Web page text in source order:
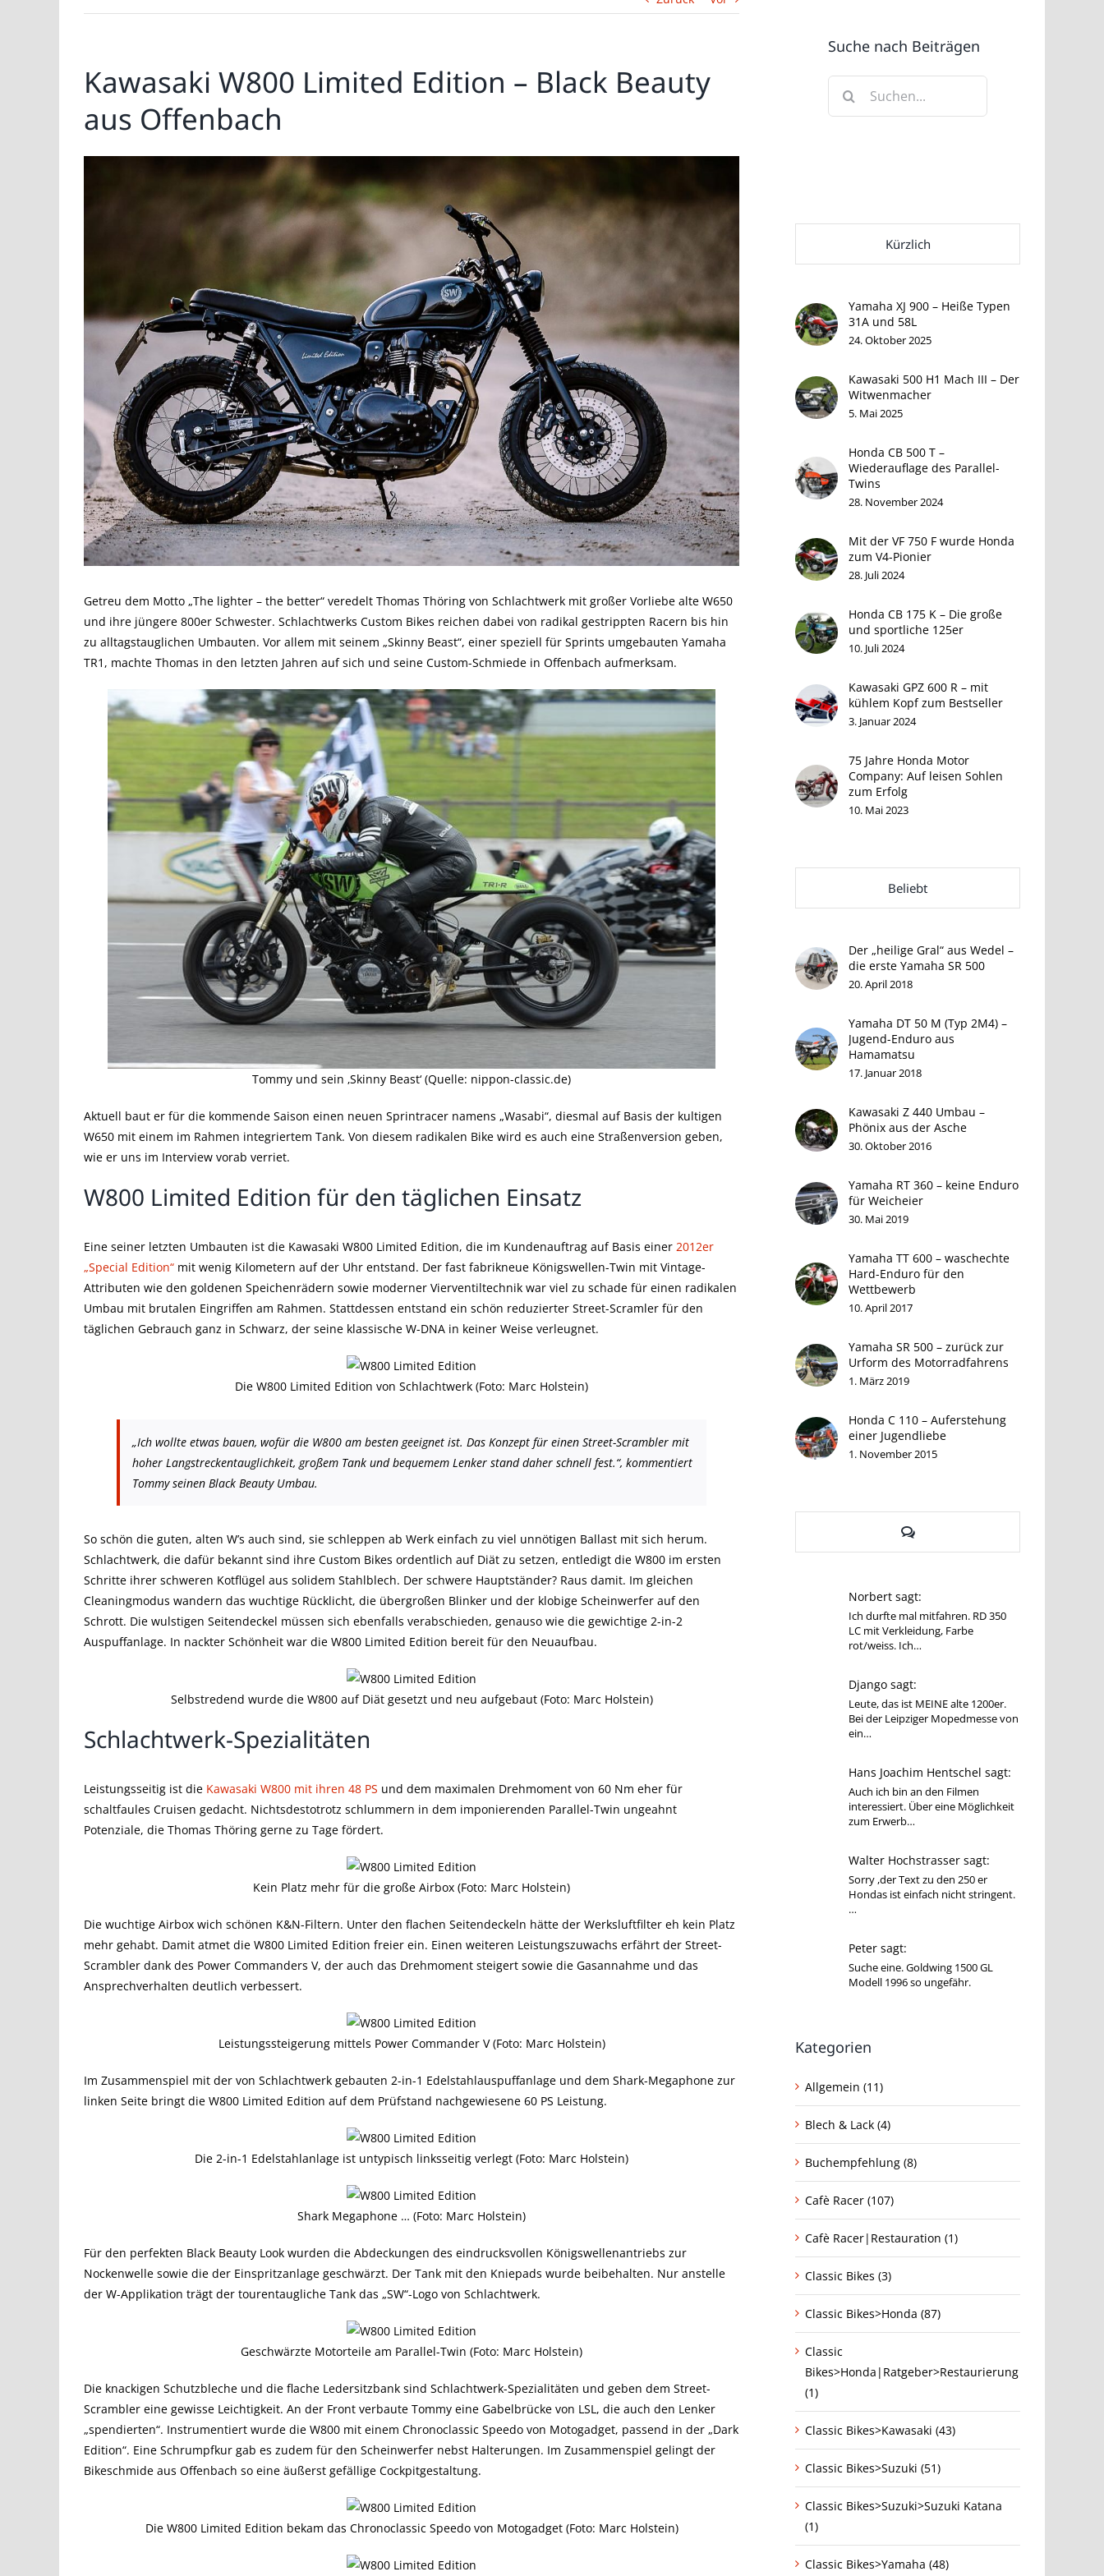
Kawasaki W800 Limited Edition – Black Beauty
aus Offenbach
Getreu dem Motto „The lighter – the better“ veredelt Thomas Thöring von Schlachtwerk mit großer Vorliebe alte W650
und ihre jüngere 800er Schwester. Schlachtwerks Custom Bikes reichen dabei von radikal gestrippten Racern bis hin
zu alltagstauglichen Umbauten. Vor allem mit seinem „Skinny Beast“, einer speziell für Sprints umgebauten Yamaha
TR1, machte Thomas in den letzten Jahren auf sich und seine Custom-Schmiede in Offenbach aufmerksam.
Tommy und sein ‚Skinny Beast‘ (Quelle: nippon-classic.de)
Aktuell baut er für die kommende Saison einen neuen Sprintracer namens „Wasabi“, diesmal auf Basis der kultigen
W650 mit einem im Rahmen integriertem Tank. Von diesem radikalen Bike wird es auch eine Straßenversion geben,
wie er uns im Interview vorab verriet.
W800 Limited Edition für den täglichen Einsatz
Eine seiner letzten Umbauten ist die Kawasaki W800 Limited Edition, die im Kundenauftrag auf Basis einer 2012er
„Special Edition“ mit wenig Kilometern auf der Uhr entstand. Der fast fabrikneue Königswellen-Twin mit Vintage-
Attributen wie den goldenen Speichenrädern sowie moderner Vierventiltechnik war viel zu schade für einen radikalen
Umbau mit brutalen Eingriffen am Rahmen. Stattdessen entstand ein schön reduzierter Street-Scramler für den
täglichen Gebrauch ganz in Schwarz, der seine klassische W-DNA in keiner Weise verleugnet.
Die W800 Limited Edition von Schlachtwerk (Foto: Marc Holstein)
„Ich wollte etwas bauen, wofür die W800 am besten geeignet ist. Das Konzept für einen Street-Scrambler mit
hoher Langstreckentauglichkeit, großem Tank und bequemem Lenker stand daher schnell fest.“, kommentiert
Tommy seinen Black Beauty Umbau.
So schön die guten, alten W’s auch sind, sie schleppen ab Werk einfach zu viel unnötigen Ballast mit sich herum.
Schlachtwerk, die dafür bekannt sind ihre Custom Bikes ordentlich auf Diät zu setzen, entledigt die W800 im ersten
Schritte ihrer schweren Kotflügel aus solidem Stahlblech. Der schwere Hauptständer? Raus damit. Im gleichen
Cleaningmodus wandern das wuchtige Rücklicht, die übergroßen Blinker und der klobige Scheinwerfer auf den
Schrott. Die wulstigen Seitendeckel müssen sich ebenfalls verabschieden, genauso wie die gewichtige 2-in-2
Auspuffanlage. In nackter Schönheit war die W800 Limited Edition bereit für den Neuaufbau.
Selbstredend wurde die W800 auf Diät gesetzt und neu aufgebaut (Foto: Marc Holstein)
Schlachtwerk-Spezialitäten
Leistungsseitig ist die Kawasaki W800 mit ihren 48 PS und dem maximalen Drehmoment von 60 Nm eher für
schaltfaules Cruisen gedacht. Nichtsdestotrotz schlummern in dem imponierenden Parallel-Twin ungeahnt
Potenziale, die Thomas Thöring gerne zu Tage fördert.
Kein Platz mehr für die große Airbox (Foto: Marc Holstein)
Die wuchtige Airbox wich schönen K&N-Filtern. Unter den flachen Seitendeckeln hätte der Werksluftfilter eh kein Platz
mehr gehabt. Damit atmet die W800 Limited Edition freier ein. Einen weiteren Leistungszuwachs erfährt der Street-
Scrambler dank des Power Commanders V, der auch das Drehmoment steigert sowie die Gasannahme und das
Ansprechverhalten deutlich verbessert.
Leistungssteigerung mittels Power Commander V (Foto: Marc Holstein)
Im Zusammenspiel mit der von Schlachtwerk gebauten 2-in-1 Edelstahlauspuffanlage und dem Shark-Megaphone zur
linken Seite bringt die W800 Limited Edition auf dem Prüfstand nachgewiesene 60 PS Leistung.
Die 2-in-1 Edelstahlanlage ist untypisch linksseitig verlegt (Foto: Marc Holstein)
Shark Megaphone … (Foto: Marc Holstein)
Für den perfekten Black Beauty Look wurden die Abdeckungen des eindrucksvollen Königswellenantriebs zur
Nockenwelle sowie die der Einspritzanlage geschwärzt. Der Tank mit den Kniepads wurde beibehalten. Nur anstelle
der W-Applikation trägt der tourentaugliche Tank das „SW“-Logo von Schlachtwerk.
Geschwärzte Motorteile am Parallel-Twin (Foto: Marc Holstein)
Die knackigen Schutzbleche und die flache Ledersitzbank sind Schlachtwerk-Spezialitäten und geben dem Street-
Scrambler eine gewisse Leichtigkeit. An der Front verbaute Tommy eine Gabelbrücke von LSL, die auch den Lenker
„spendierten“. Instrumentiert wurde die W800 mit einem Chronoclassic Speedo von Motogadget, passend in der „Dark
Edition“. Eine Schrumpfkur gab es zudem für den Scheinwerfer nebst Halterungen. Im Zusammenspiel gelingt der
Bikeschmide aus Offenbach so eine äußerst gefällige Cockpitgestaltung.
Die W800 Limited Edition bekam das Chronoclassic Speedo von Motogadget (Foto: Marc Holstein)
Suche nach Beiträgen
nach:
Kürzlich
Yamaha XJ 900 – Heiße Typen
31A und 58L
24. Oktober 2025
Kawasaki 500 H1 Mach III – Der
Witwenmacher
5. Mai 2025
Honda CB 500 T –
Wiederauflage des Parallel-
Twins
28. November 2024
Mit der VF 750 F wurde Honda
zum V4-Pionier
28. Juli 2024
Honda CB 175 K – Die große
und sportliche 125er
10. Juli 2024
Kawasaki GPZ 600 R – mit
kühlem Kopf zum Bestseller
3. Januar 2024
75 Jahre Honda Motor
Company: Auf leisen Sohlen
zum Erfolg
10. Mai 2023
Beliebt
Der „heilige Gral“ aus Wedel –
die erste Yamaha SR 500
20. April 2018
Yamaha DT 50 M (Typ 2M4) –
Jugend-Enduro aus
Hamamatsu
17. Januar 2018
Kawasaki Z 440 Umbau –
Phönix aus der Asche
30. Oktober 2016
Yamaha RT 360 – keine Enduro
für Weicheier
30. Mai 2019
Yamaha TT 600 – waschechte
Hard-Enduro für den
Wettbewerb
10. April 2017
Yamaha SR 500 – zurück zur
Urform des Motorradfahrens
1. März 2019
Honda C 110 – Auferstehung
einer Jugendliebe
1. November 2015
Kommentare
Norbert sagt:
Ich durfte mal mitfahren. RD 350
LC mit Verkleidung, Farbe
rot/weiss. Ich…
Django sagt:
Leute, das ist MEINE alte 1200er.
Bei der Leipziger Mopedmesse von
ein…
Hans Joachim Hentschel sagt:
Auch ich bin an den Filmen
interessiert. Über eine Möglichkeit
zum Erwerb…
Walter Hochstrasser sagt:
Sorry ,der Text zu den 250 er
Hondas ist einfach nicht stringent.
…
Peter sagt:
Suche eine. Goldwing 1500 GL
Modell 1996 so ungefähr.
Kategorien
Allgemein (11)
Blech & Lack (4)
Buchempfehlung (8)
Cafè Racer (107)
Cafè Racer|Restauration (1)
Classic Bikes (3)
Classic Bikes>Honda (87)
Classic
Bikes>Honda|Ratgeber>Restaurierung
(1)
Classic Bikes>Kawasaki (43)
Classic Bikes>Suzuki (51)
Classic Bikes>Suzuki>Suzuki Katana
(1)
Classic Bikes>Yamaha (48)